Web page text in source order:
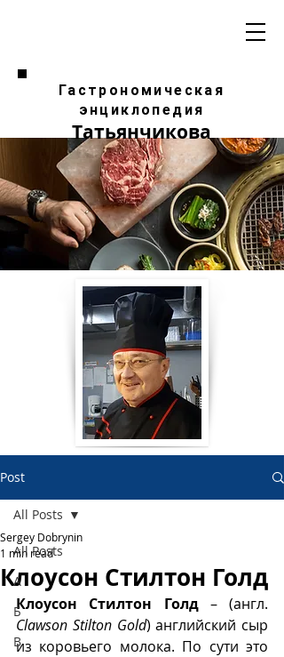
Гастрономическая
энциклопедия
Татьянчикова
Post
All Posts
А
Б
В
All Posts
Клоусон Стилтон Голд
Sergey Dobrynin
1 min read
Клоусон Стилтон Голд
Clawson Stilton Gold) английский сыр
из коровьего молока. По сути это